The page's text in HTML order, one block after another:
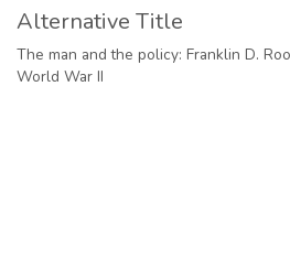
Alternative Title
The man and the policy: Franklin D.
World War II